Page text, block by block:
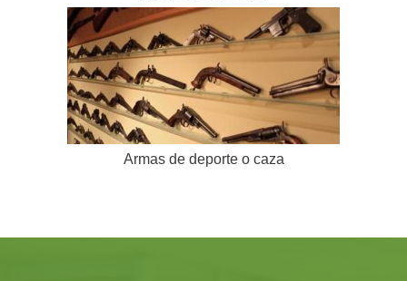
Armas de deporte o caza